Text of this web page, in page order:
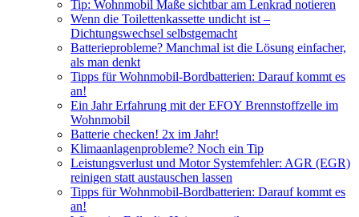
Tip: Wohnmobil Maße sichtbar am Lenkrad notieren
Wenn die Toilettenkassette undicht ist –
Dichtungswechsel selbstgemacht
Batterieprobleme? Manchmal ist die Lösung einfacher,
als man denkt
Tipps für Wohnmobil-Bordbatterien: Darauf kommt es
an!
Ein Jahr Erfahrung mit der EFOY Brennstoffzelle im
Wohnmobil
Batterie checken! 2x im Jahr!
Klimaanlagenprobleme? Noch ein Tip
Leistungsverlust und Motor Systemfehler: AGR (EGR)
reinigen statt austauschen lassen
Tipps für Wohnmobil-Bordbatterien: Darauf kommt es
an!